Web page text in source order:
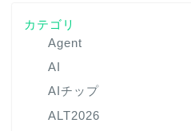
カテゴリ
Agent
AI
AIチップ
ALT2026